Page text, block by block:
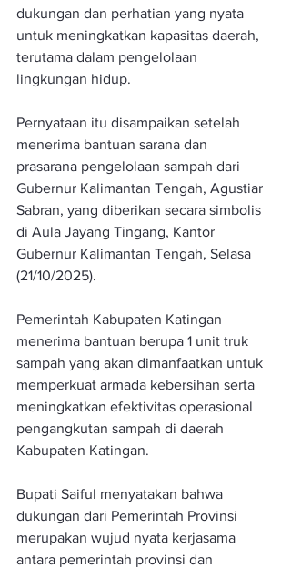
dukungan dan perhatian yang nyata
untuk meningkatkan kapasitas daerah,
terutama dalam pengelolaan
lingkungan hidup.
Pernyataan itu disampaikan setelah
menerima bantuan sarana dan
prasarana pengelolaan sampah dari
Gubernur Kalimantan Tengah, Agustiar
Sabran, yang diberikan secara simbolis
di Aula Jayang Tingang, Kantor
Gubernur Kalimantan Tengah, Selasa
(21/10/2025).
Pemerintah Kabupaten Katingan
menerima bantuan berupa 1 unit truk
sampah yang akan dimanfaatkan untuk
memperkuat armada kebersihan serta
meningkatkan efektivitas operasional
pengangkutan sampah di daerah
Kabupaten Katingan.
Bupati Saiful menyatakan bahwa
dukungan dari Pemerintah Provinsi
merupakan wujud nyata kerjasama
antara pemerintah provinsi dan